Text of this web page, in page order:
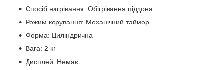
Спосіб нагрівання: Обігрівання піддона
Режим керування: Механічний таймер
Форма: Циліндрична
Вага: 2 кг
Дисплей: Немає